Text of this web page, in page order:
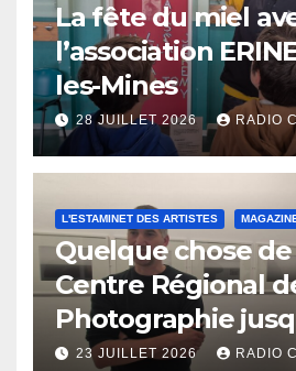
La fête du miel
l’association
les-Mines
28 JUILLET 2026 RADIO
L'ESTAMINET DES ARTISTES
Quelque chose
Centre Régional
Photographie
octobre
23 JUILLET 2026 RADIO